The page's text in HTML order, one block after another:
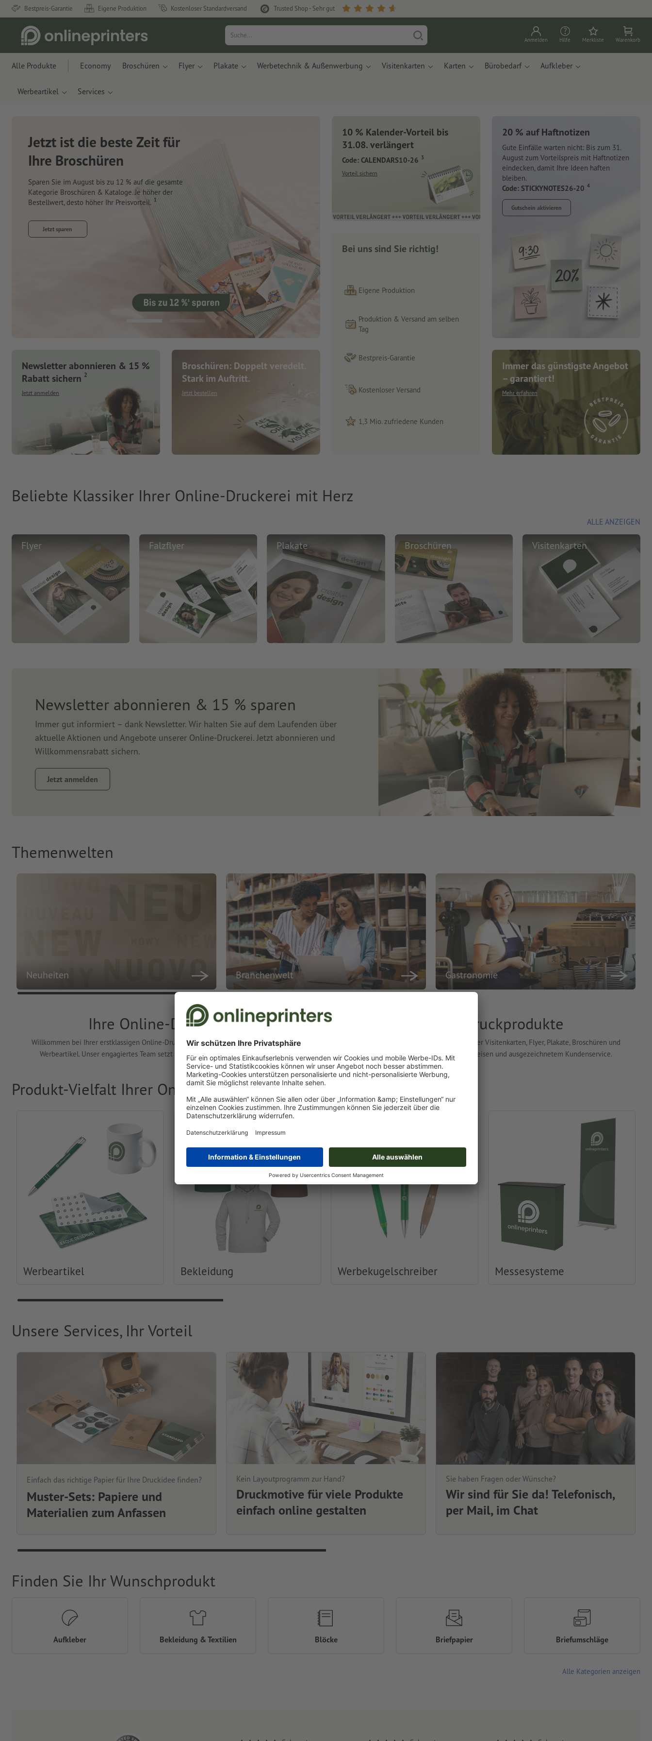
Bestpreis-Garantie Eigene Produktion Kostenloser Standardversand Trusted Shop - Sehr gut
Anmelden Hilfe Merkliste Warenkorb
Alle Produkte Economy Broschüren Flyer Plakate Werbetechnik & Außenwerbung Visitenkarten Karten Bürobedarf Aufkleber
Werbeartikel Services
Neue Notizbücher &
Planer für Ihren
Schreibtisch
Mit innovativen Materialien aus Apfelresten und
Jetzt entdecken
Newsletter abonnieren & 15 %
Rabatt sichern 2
Jetzt anmelden
Broschüren: Doppelt veredelt.
Stark im Auftritt.
Jetzt bestellen
10 % Kalender-Vorteil bis
31.08. verlängert
Code: CALENDARS10-26 3
Vorteil sichern
Bei uns sind Sie richtig!
Eigene Produktion
Produktion & Versand am selben
Tag
Bestpreis-Garantie
Kostenloser Versand
1,3 Mio. zufriedene Kunden
20 % auf Haftnotizen
Gute Einfälle warten nicht: Bis zum 31.
August zum Vorteilspreis mit Haftnotizen
eindecken, damit Ihre Ideen haften
bleiben.
Code: STICKYNOTES26-20 4
Gutschein aktivieren
Immer das günstigste Angebot
– garantiert!
Mehr erfahren
Beliebte Klassiker Ihrer Online-Druckerei mit Herz
ALLE ANZEIGEN
Flyer Falzflyer Plakate Broschüren Visitenkarten
Newsletter abonnieren & 15 % sparen
Immer gut informiert – dank Newsletter. Wir halten Sie auf dem Laufenden über
aktuelle Aktionen und Angebote unserer Online-Druckerei. Jetzt abonnieren und
Willkommensrabatt sichern.
Jetzt anmelden
Ihre Online-Druckerei für begeisternde Marketing- und Druckprodukte
Willkommen bei Ihrer erstklassigen Online-Druckerei! Wir bieten Ihnen eine umfangreiche Auswahl an Druckprodukten in bester Qualität, darunter Visitenkarten, Flyer, Plakate, Broschüren und
Werbeartikel. Unser engagiertes Team setzt Ihre individuellen Druckwünsche professionell und termingerecht um. Profitieren Sie von fairen Preisen und ausgezeichnetem Kundenservice.
Themenwelten
Neuheiten Branchenwelt Gastronomie
Produkt-Vielfalt Ihrer Online-Druckerei
Werbeartikel Bekleidung Werbekugelschreiber Messesysteme
Unsere Services, Ihr Vorteil
Einfach das richtige Papier für Ihre Druckidee finden?
Muster-Sets: Papiere und
Materialien zum Anfassen
Kein Layoutprogramm zur Hand?
Druckmotive für viele Produkte
einfach online gestalten
Sie haben Fragen oder Wünsche?
Wir sind für Sie da! Telefonisch,
per Mail, im Chat
Finden Sie Ihr Wunschprodukt
Aufkleber Bekleidung & Textilien Blöcke Briefpapier Briefumschläge
Alle Kategorien anzeigen